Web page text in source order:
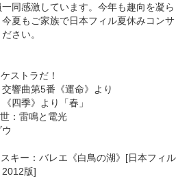
同感激しています。今年も趣向を凝ら
今夏もご家族で日本フィル夏休みコンサ
さい。
ストラだ！
響曲第5番《運命》より
四季》より「春」
：雷鳴と電光
キー：バレエ《白鳥の湖》[日本フィル
版]